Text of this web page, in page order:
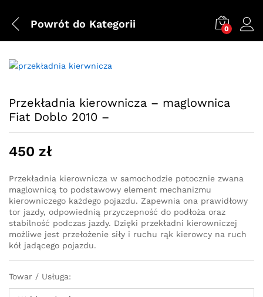
Powrót do Kategorii 0
Przekładnia kierownicza – maglownica
Fiat Doblo 2010 –
450 zł
Przekładnia kierownicza w samochodzie potocznie zwana
maglownicą to podstawowy element mechanizmu
kierowniczego każdego pojazdu. Zapewnia ona prawidłowy
tor jazdy, odpowiednią przyczepność do podłoża oraz
stabilność podczas jazdy. Dzięki przekładni kierowniczej
możliwe jest przełożenie siły i ruchu rąk kierowcy na ruch
kół jadącego pojazdu.
Towar / Usługa: